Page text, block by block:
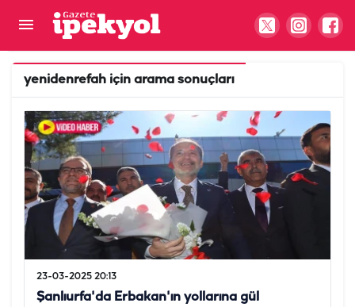
yenidenrefah için arama sonuçları
23-03-2025 20:13
Şanlıurfa'da Erbakan'ın yollarına gül